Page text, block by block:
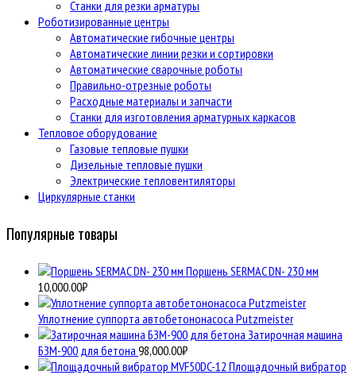
Станки для резки арматуры
Роботизированные центры
Автоматические гибочные центры
Автоматические линии резки и сортировки
Автоматические сварочные роботы
Правильно-отрезные роботы
Расходные материалы и запчасти
Станки для изготовления арматурных каркасов
Тепловое оборудование
Газовые тепловые пушки
Дизельные тепловые пушки
Электрические тепловентиляторы
Циркулярные станки
Популярные товары
Поршень SERMAC DN- 230 мм
10,000.00₽
Уплотнение суппорта автобетононасоса Putzmeister
Затирочная машина
БЗМ-900 для бетона 98,000.00₽
Площадочный вибратор